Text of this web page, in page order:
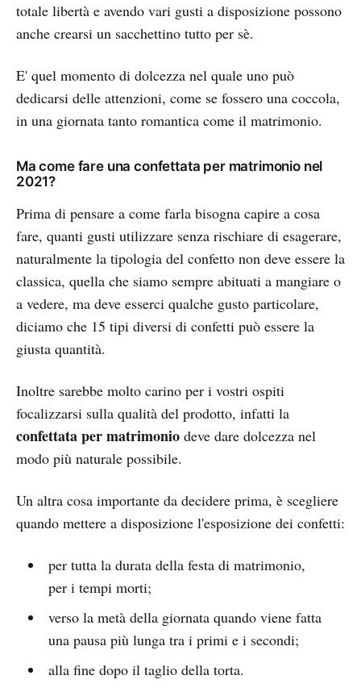
totale libertà e avendo vari gusti a disposizione possono
anche crearsi un sacchettino tutto per sè.
E' quel momento di dolcezza nel quale uno può
dedicarsi delle attenzioni, come se fossero una coccola,
in una giornata tanto romantica come il matrimonio.
Ma come fare una confettata per matrimonio nel
2021?
Prima di pensare a come farla bisogna capire a cosa
fare, quanti gusti utilizzare senza rischiare di esagerare,
naturalmente la tipologia del confetto non deve essere la
classica, quella che siamo sempre abituati a mangiare o
a vedere, ma deve esserci qualche gusto particolare,
diciamo che 15 tipi diversi di confetti può essere la
giusta quantità.
Inoltre sarebbe molto carino per i vostri ospiti
focalizzarsi sulla qualità del prodotto, infatti la
confettata per matrimonio deve dare dolcezza nel
modo più naturale possibile.
Un altra cosa importante da decidere prima, è scegliere
quando mettere a disposizione l'esposizione dei confetti:
per tutta la durata della festa di matrimonio,
per i tempi morti;
verso la metà della giornata quando viene fatta
una pausa più lunga tra i primi e i secondi;
alla fine dopo il taglio della torta.